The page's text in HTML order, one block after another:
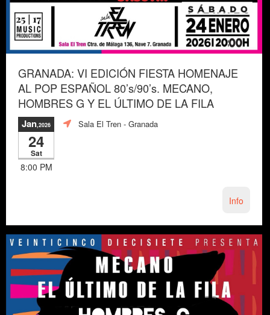
GRANADA: VI EDICIÓN FIESTA HOMENAJE
AL POP ESPAÑOL 80’s/90’s. MECANO,
HOMBRES G Y EL ÚLTIMO DE LA FILA
Jan,2026
24
Sat
8:00 PM
Sala El Tren - Granada
Info